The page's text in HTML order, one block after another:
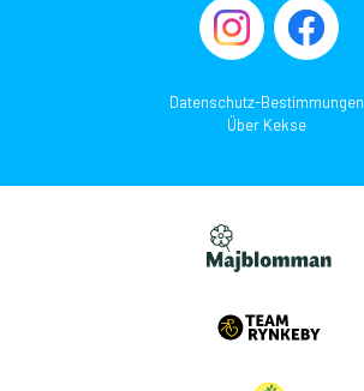
Datenschutz-Bestimmungen
Über Kekse